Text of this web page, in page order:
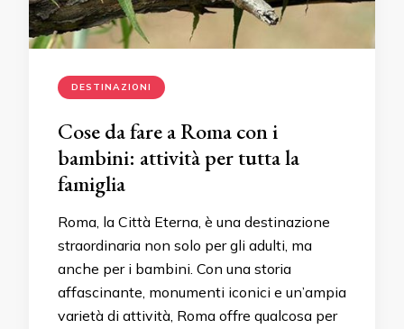
DESTINAZIONI
Cose da fare a Roma con i
bambini: attività per tutta la
famiglia
Roma, la Città Eterna, è una destinazione
straordinaria non solo per gli adulti, ma
anche per i bambini. Con una storia
affascinante, monumenti iconici e un’ampia
varietà di attività, Roma offre qualcosa per